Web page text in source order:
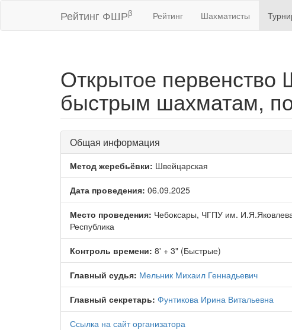
Рейтинг ФШРβ Рейтинг Шахматисты
Открытое
быстрым шахматам,
Общая информация
Метод жеребьёвки: Швейцарская
Дата проведения: 06.09.2025
Место проведения: Чебоксары, ЧГПУ им.
Республика
Контроль времени: 8' + 3" (Быстрые)
Главный судья: Мельник Михаил Геннадьевич
Главный секретарь: Фунтикова Ирина Витальевна
Ссылка на сайт организатора